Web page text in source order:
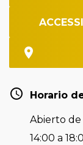
Horario
Abierto de
14:00 a